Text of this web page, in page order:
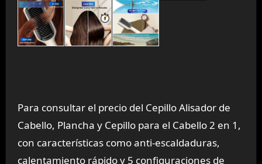
Para consultar el precio del Cepillo Alisador de
Cabello, Plancha y Cepillo para el Cabello 2 en 1,
con características como anti-escaldaduras,
calentamiento rápido y 5 configuraciones de